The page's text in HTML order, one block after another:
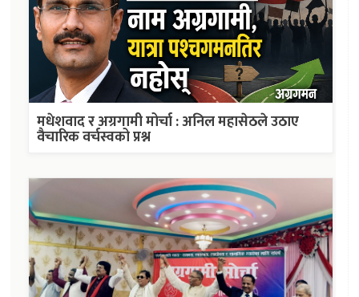
मधेशवाद र अग्रगामी मोर्चा : अनिल महासेठले उठाए
वैचारिक वर्चस्वको प्रश्न